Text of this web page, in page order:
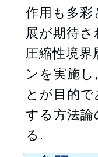
作用も多
展が期待
圧縮性境
ンを実施
とが目的
する方法
る.